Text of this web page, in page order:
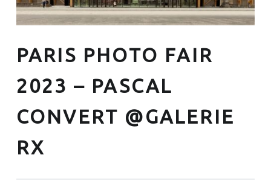
PARIS PHOTO FAIR
2023 – PASCAL
CONVERT @GALERIE
RX